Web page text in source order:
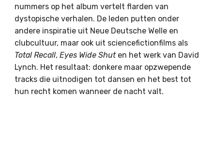
nummers op het album vertelt flarden van
dystopische verhalen. De leden putten onder
andere inspiratie uit Neue Deutsche Welle en
clubcultuur, maar ook uit sciencefictionfilms als
Total Recall, Eyes Wide Shuten het werk van David
Lynch. Het resultaat: donkere maar opzwepende
tracks die uitnodigen tot dansen en het best tot
hun recht komen wanneer de nacht valt.